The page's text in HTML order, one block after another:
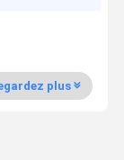
plus